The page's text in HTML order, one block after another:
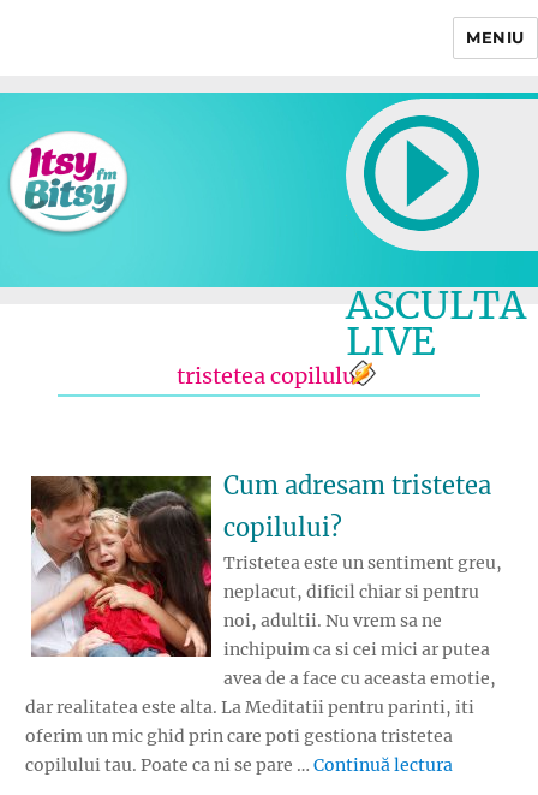
MENIU
ASCULTA
LIVE
tristetea copilului
Cum adresam tristetea
copilului?
Tristetea este un sentiment greu,
neplacut, dificil chiar si pentru
noi, adultii. Nu vrem sa ne
inchipuim ca si cei mici ar putea
avea de a face cu aceasta emotie,
dar realitatea este alta. La Meditatii pentru parinti, iti
oferim un mic ghid prin care poti gestiona tristetea
copilului tau. Poate ca ni se pare … Continuă lectura